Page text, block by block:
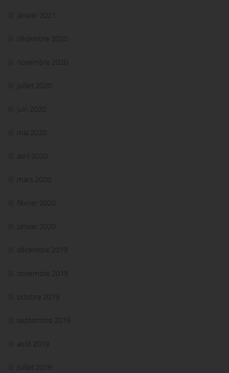
janvier 2021
décembre 2020
novembre 2020
juillet 2020
juin 2020
mai 2020
avril 2020
mars 2020
février 2020
janvier 2020
décembre 2019
novembre 2019
octobre 2019
septembre 2019
août 2019
juillet 2019